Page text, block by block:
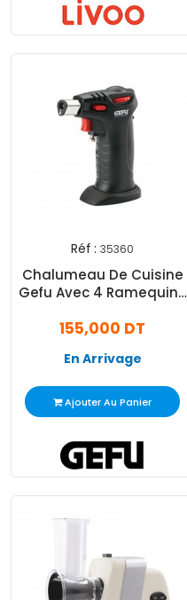
Réf : 35360
Chalumeau De Cuisine
Gefu Avec 4 Ramequins
155,000 DT
En Arrivage
Ajouter Au Panier